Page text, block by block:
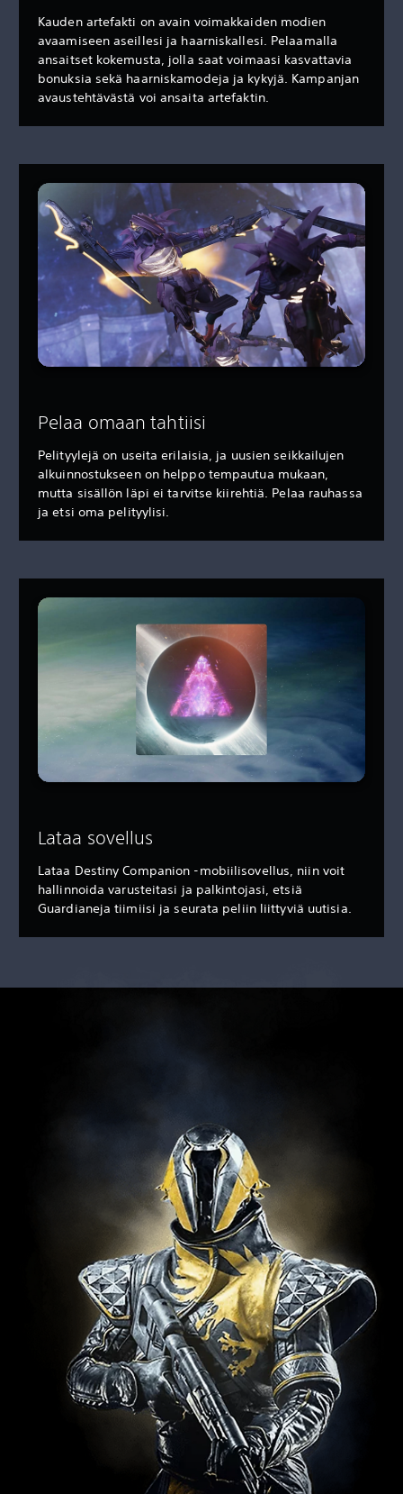
Kauden artefakti on avain voimakkaiden modien
avaamiseen aseillesi ja haarniskallesi. Pelaamalla
ansaitset kokemusta, jolla saat voimaasi kasvattavia
bonuksia sekä haarniskamodeja ja kykyjä. Kampanjan
avaustehtävästä voi ansaita artefaktin.
Pelaa omaan tahtiisi
Pelityylejä on useita erilaisia, ja uusien seikkailujen
alkuinnostukseen on helppo tempautua mukaan,
mutta sisällön läpi ei tarvitse kiirehtiä. Pelaa rauhassa
ja etsi oma pelityylisi.
Lataa sovellus
Lataa Destiny Companion -mobiilisovellus, niin voit
hallinnoida varusteitasi ja palkintojasi, etsiä
Guardianeja tiimiisi ja seurata peliin liittyviä uutisia.